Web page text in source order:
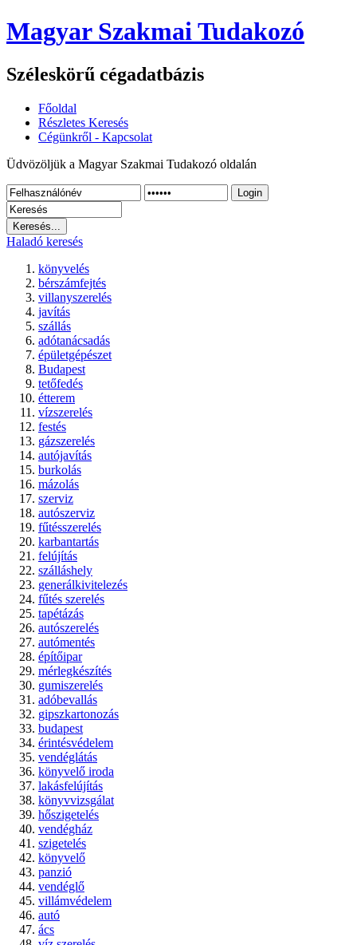
Magyar Szakmai Tudakozó
Széleskörű cégadatbázis
Főoldal
Részletes Keresés
Cégünkről - Kapcsolat
Üdvözöljük a Magyar Szakmai Tudakozó oldalán
Login
Haladó keresés
könyvelés
bérszámfejtés
villanyszerelés
javítás
szállás
adótanácsadás
épületgépészet
Budapest
tetőfedés
étterem
vízszerelés
festés
gázszerelés
autójavítás
burkolás
mázolás
szerviz
autószerviz
fűtésszerelés
karbantartás
felújítás
szálláshely
generálkivitelezés
fűtés szerelés
tapétázás
autószerelés
autómentés
építőipar
mérlegkészítés
gumiszerelés
adóbevallás
gipszkartonozás
budapest
érintésvédelem
vendéglátás
könyvelő iroda
lakásfelújítás
könyvvizsgálat
hőszigetelés
vendégház
szigetelés
könyvelő
panzió
vendéglő
villámvédelem
autó
ács